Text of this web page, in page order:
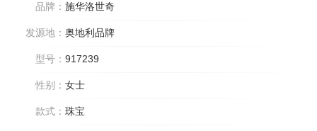
品牌： 施华洛世奇
发源地： 奥地利品牌
型号： 917239
性别： 女士
款式： 珠宝